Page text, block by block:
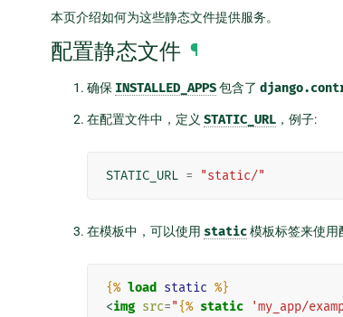
本页介绍如何为这些静态文件提供服务。
配置静态文件 ¶
确保 INSTALLED_APPS包含了
在配置文件中，定义 STATIC_URL ，例子:
STATIC_URL = "static/"
在模板中，可以使用 static模板标签来使用
{% load static %}
<img src="{% static 'my_app/